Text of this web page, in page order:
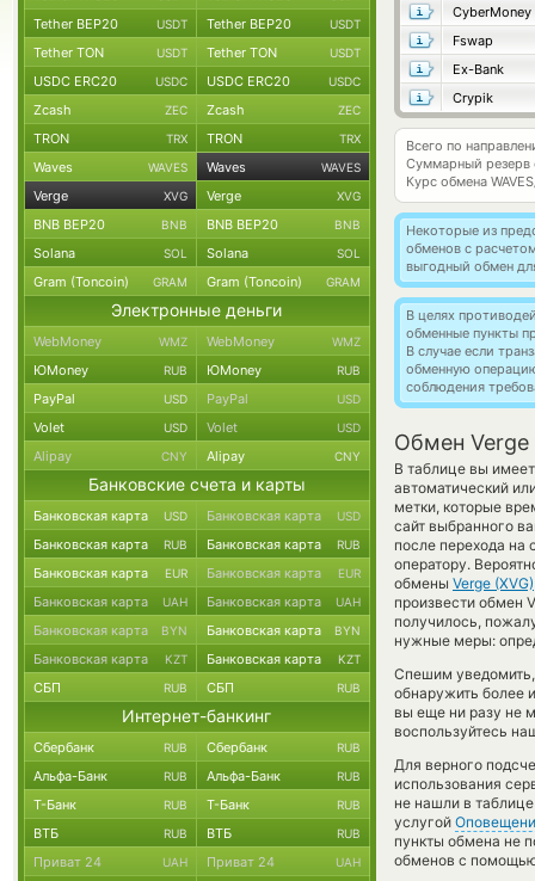
CyberMoney
Fswap
Ex-Bank
Crypik
Всего по
Суммарный резерв
Курс обмена
Некоторые из
обменов с
выгодный обмен
В целях
обменные пункты
В случае если
обменную
соблюдения
Обмен Verge
В таблице вы
автоматический
метки, которые
сайт выбранного
после перехода на
оператору.
обмены Verge (XVG)
произвести обмен
получилось,
нужные меры:
Спешим
обнаружить более
вы еще ни разу не
воспользуйтесь
Для верного
использования
не нашли в
услугой
пункты обмена не
обменов с
Tether BEP20 USDT Tether BEP20 USDT
Tether TON USDT Tether TON USDT
USDC ERC20 USDC USDC ERC20 USDC
Zcash ZEC Zcash ZEC
TRON TRX TRON TRX
Waves WAVES Waves WAVES
Verge XVG Verge XVG
BNB BEP20 BNB BNB BEP20 BNB
Solana SOL Solana SOL
Gram (Toncoin) GRAM Gram (Toncoin) GRAM
Электронные деньги
WebMoney WMZ WebMoney WMZ
ЮMoney RUB ЮMoney RUB
PayPal USD PayPal USD
Volet USD Volet USD
Alipay CNY Alipay CNY
Банковские счета и карты
Банковская карта USD Банковская карта USD
Банковская карта RUB Банковская карта RUB
Банковская карта EUR Банковская карта EUR
Банковская карта UAH Банковская карта UAH
Банковская карта BYN Банковская карта BYN
Банковская карта KZT Банковская карта KZT
СБП RUB СБП RUB
Интернет-банкинг
Сбербанк RUB Сбербанк RUB
Альфа-Банк RUB Альфа-Банк RUB
Т-Банк RUB Т-Банк RUB
ВТБ RUB ВТБ RUB
Приват 24 UAH Приват 24 UAH